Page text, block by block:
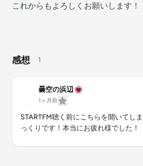
これからもよろしくお願いします！
感想 1
曇空の浜辺
1ヶ月前
STARTFM聴く前にこちらを開いてし
っくりです！本当にお疲れ様でした！